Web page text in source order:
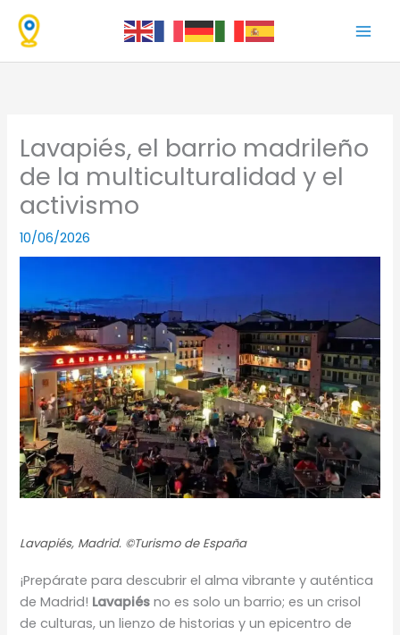
contenido
Lavapiés, el barrio madrileño
de la multiculturalidad y el
activismo
10/06/2026
Lavapiés, Madrid. ©Turismo de España
¡Prepárate para descubrir el alma vibrante y auténtica
de Madrid! Lavapiés no es solo un barrio; es un crisol
de culturas, un lienzo de historias y un epicentro de